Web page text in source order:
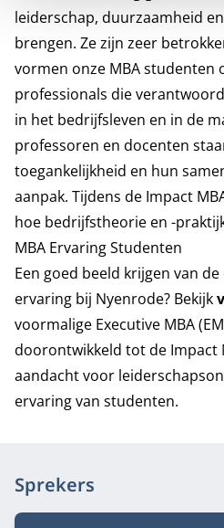
leiderschap, duurzaamheid
brengen. Ze zijn zeer
vormen onze MBA
professionals die
in het bedrijfsleven en in de
professoren en docenten
toegankelijkheid en hun
aanpak. Tijdens de Impact
hoe bedrijfstheorie en -
MBA Ervaring Studenten
Een goed beeld krijgen van
ervaring bij Nyenrode? Bekijk
voormalige Executive MBA
doorontwikkeld tot de Impact
aandacht voor
ervaring van studenten.
Sprekers